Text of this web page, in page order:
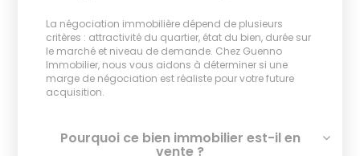
La négociation immobilière dépend de plusieurs
critères : attractivité du quartier, état du bien, durée sur
le marché et niveau de demande. Chez Guenno
Immobilier, nous vous aidons à déterminer si une
marge de négociation est réaliste pour votre future
acquisition.
Pourquoi ce bien immobilier est-il en
vente ?